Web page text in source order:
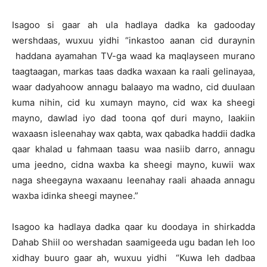
Isagoo si gaar ah ula hadlaya dadka ka gadooday
wershdaas, wuxuu yidhi “inkastoo aanan cid duraynin
haddana ayamahan TV-ga waad ka maqlayseen murano
taagtaagan, markas taas dadka waxaan ka raali gelinayaa,
waar dadyahoow annagu balaayo ma wadno, cid duulaan
kuma nihin, cid ku xumayn mayno, cid wax ka sheegi
mayno, dawlad iyo dad toona qof duri mayno, laakiin
waxaasn isleenahay wax qabta, wax qabadka haddii dadka
qaar khalad u fahmaan taasu waa nasiib darro, annagu
uma jeedno, cidna waxba ka sheegi mayno, kuwii wax
naga sheegayna waxaanu leenahay raali ahaada annagu
waxba idinka sheegi maynee.”
Isagoo ka hadlaya dadka qaar ku doodaya in shirkadda
Dahab Shiil oo wershadan saamigeeda ugu badan leh loo
xidhay buuro gaar ah, wuxuu yidhi “Kuwa leh dadbaa